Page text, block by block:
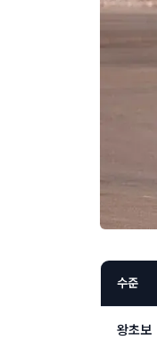
수준
왕초보